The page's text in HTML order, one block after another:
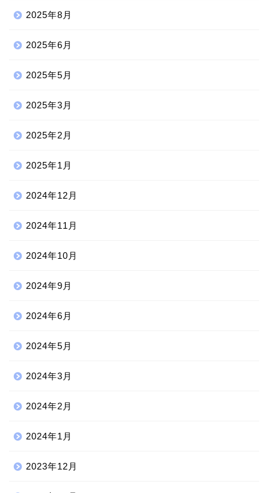
2025年8月
2025年6月
2025年5月
2025年3月
2025年2月
2025年1月
2024年12月
2024年11月
2024年10月
2024年9月
2024年6月
2024年5月
2024年3月
2024年2月
2024年1月
2023年12月